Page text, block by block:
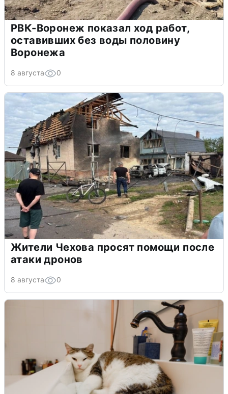
РВК-Воронеж показал ход работ,
оставивших без воды половину
Воронежа
8 августа 0
Жители Чехова просят помощи после
атаки дронов
8 августа 0